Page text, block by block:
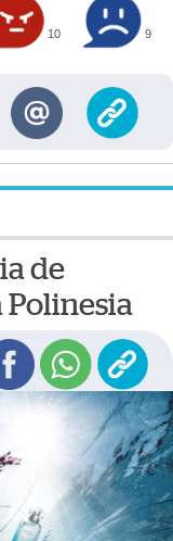
10 9
de
Polinesia